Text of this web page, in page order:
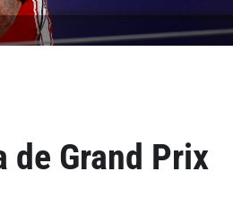
de Grand Prix